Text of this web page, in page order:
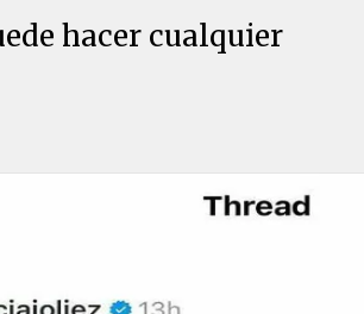
hacer cualquier